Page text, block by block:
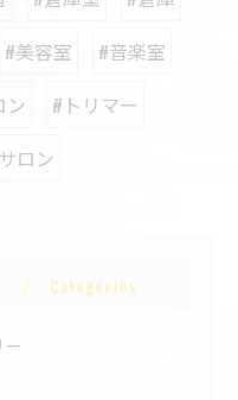
#美容室
#音楽室
ン
#トリマー
ロン
Categories